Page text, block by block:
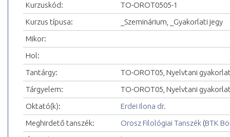
Kurzuskód:
TO-OROT0505-1
Kurzus típusa:
_Szeminárium, _Gyakorlati jegy
Mikor:
Hol:
Tantárgy:
TO-OROT05, Nyelvtani
Tárgyelem:
TO-OROT05, Nyelvtani
Oktató(k):
Erdei Ilona dr.
Meghirdető tanszék:
Orosz Filológiai Tanszék (BTK